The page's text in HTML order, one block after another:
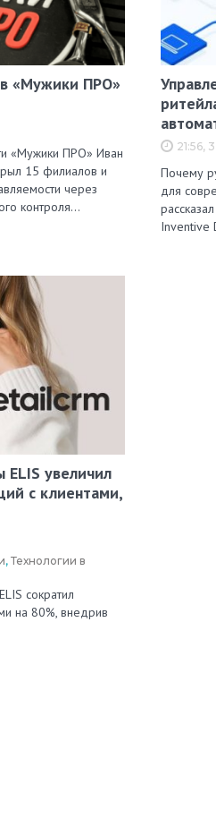
«Мужики ПРО»
«Мужики ПРО» Иван
15 филиалов и
через
контроля…
21:56,
Почему
для
Inventive
увеличил
с клиентами,
, Технологии в
сократил
на 80%, внедрив